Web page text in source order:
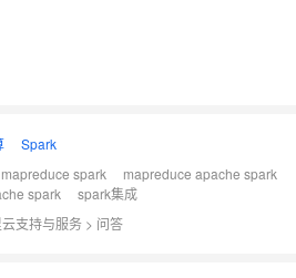
Spark
mapreduce spark
mapreduce apache spark
spark
spark集成
支持与服务 > 问答